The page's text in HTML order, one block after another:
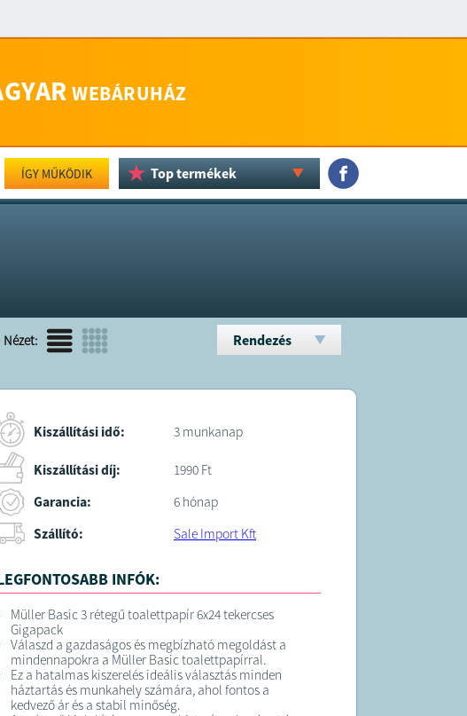
WEBÁRUHÁZ
ÍGY MŰKÖDIK Top termékek
Nézet: Rendezés
Kiszállítási idő: 3 munkanap
Kiszállítási díj:
1990 Ft
Garancia:
6 hónap
Szállító:
Sale Import Kft
INFÓK:
Müller Basic 3 rétegű toalettpapír 6x24 tekercses
Gigapack
Válaszd a gazdaságos és megbízható megoldást a
mindennapokra a Müller Basic toalettpapírral.
Ez a hatalmas kiszerelés ideális választás minden
háztartás és munkahely számára, ahol fontos a
kedvező ár és a stabil minőség.